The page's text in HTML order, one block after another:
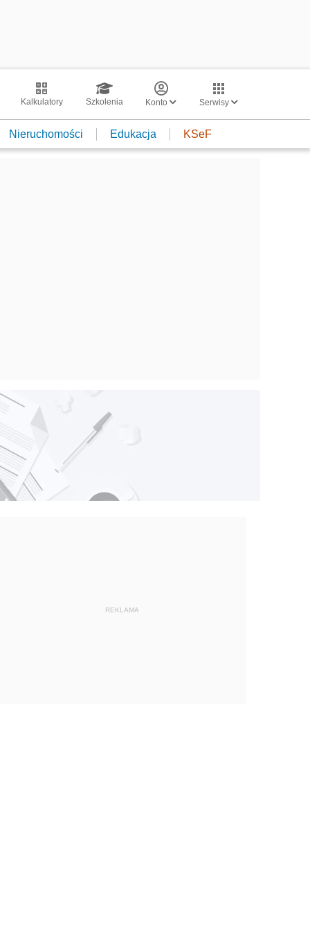
Kalkulatory Szkolenia Konto Serwisy
Nieruchomości Edukacja KSeF
REKLAMA